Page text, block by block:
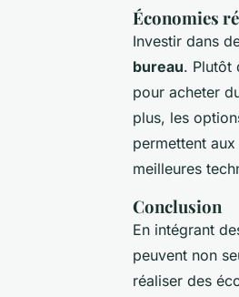
Économies
Investir dans
bureau. Plutôt
pour acheter
plus, les
permettent
meilleures
Conclusion
En intégrant
peuvent non
réaliser des